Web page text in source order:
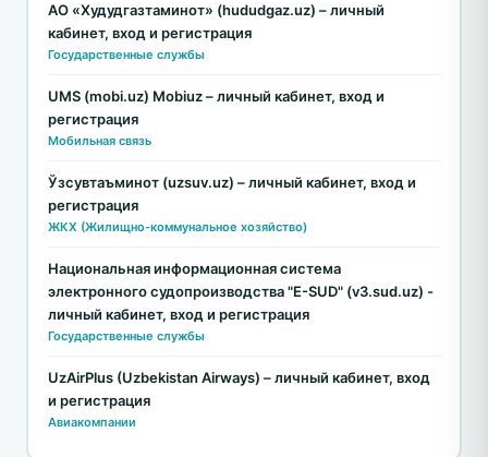
АО «Худудгазтаминот» (hududgaz.uz) – личный
кабинет, вход и регистрация
Государственные службы
UMS (mobi.uz) Mobiuz – личный кабинет, вход и
регистрация
Мобильная связь
Ўзсувтаъминот (uzsuv.uz) – личный кабинет, вход и
регистрация
ЖКХ (Жилищно-коммунальное хозяйство)
Национальная информационная система
электронного судопроизводства "E-SUD" (v3.sud.uz) -
личный кабинет, вход и регистрация
Государственные службы
UzAirPlus (Uzbekistan Airways) – личный кабинет, вход
и регистрация
Авиакомпании